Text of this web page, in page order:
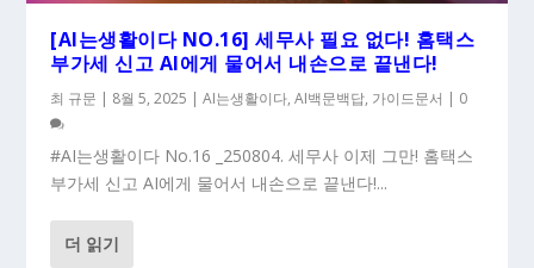
[AI는생활이다 NO.16] 세무사 필요 없다! 홈택스
부가세 신고 AI에게 물어서 내손으로 끝낸다!
최 규문 | 8월 5, 2025 |AI는생활이다,AI백문백답, 가이드문서 | 0
#AI는생활이다 No.16 _250804. 세무사 이제 그만! 홈택스
부가세 신고 AI에게 물어서 내손으로 끝낸다!...
더 읽기